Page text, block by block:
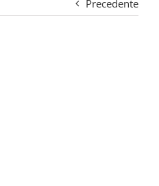
Precedente